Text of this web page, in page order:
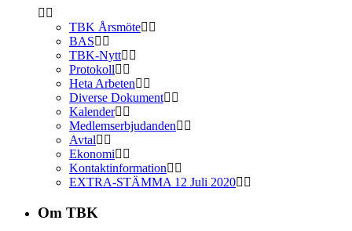
TBK Årsmöte
BAS
TBK-Nytt
Protokoll
Heta Arbeten
Diverse Dokument
Kalender
Medlemserbjudanden
Avtal
Ekonomi
Kontaktinformation
EXTRA-STÄMMA 12 Juli 2020
Om TBK